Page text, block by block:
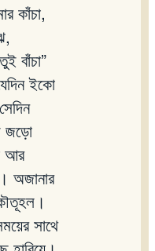
কাঁচা,
বাঁচা”
ইকো
জড়ো
আর
অজানার
সাথে